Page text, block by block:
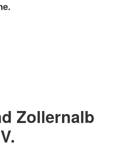
Zollernalb